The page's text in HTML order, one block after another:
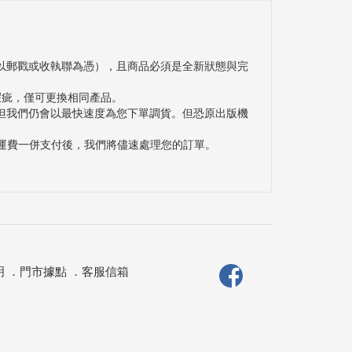
戳或收執聯為憑），且商品必須是全新狀態與完
，僅可更換相同產品。
們仍會以最快速度為您下單調貨。但恐原出版機
一併支付後，我們將儘速處理您的訂單。
． 門市據點． 客服信箱